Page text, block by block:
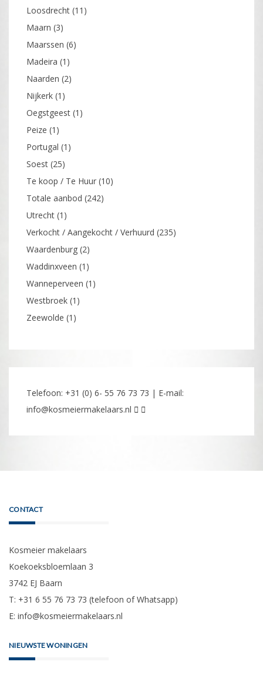
Loosdrecht (11)
Maarn (3)
Maarssen (6)
Madeira (1)
Naarden (2)
Nijkerk (1)
Oegstgeest (1)
Peize (1)
Portugal (1)
Soest (25)
Te koop / Te Huur (10)
Totale aanbod (242)
Utrecht (1)
Verkocht / Aangekocht / Verhuurd (235)
Waardenburg (2)
Waddinxveen (1)
Wanneperveen (1)
Westbroek (1)
Zeewolde (1)
Telefoon: +31 (0) 6- 55 76 73 73 | E-mail:
info@kosmeiermakelaars.nl
CONTACT
Kosmeier makelaars
Koekoeksbloemlaan 3
3742 EJ Baarn
T: +31 6 55 76 73 73 (telefoon of Whatsapp)
E: info@kosmeiermakelaars.nl
NIEUWSTE WONINGEN